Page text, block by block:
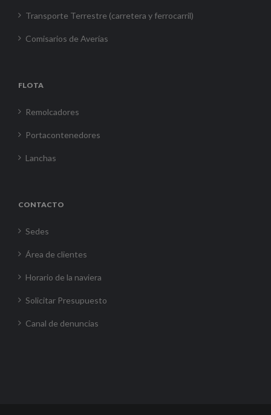
Transporte Terrestre (carretera y ferrocarril)
Comisarios de Averías
FLOTA
Remolcadores
Portacontenedores
Lanchas
CONTACTO
Sedes
Área de clientes
Horario de la naviera
Solicitar Presupuesto
Canal de denuncias